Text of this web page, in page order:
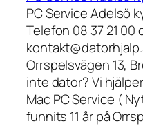
PC Service Adelsö
Telefon 08 37 21 00
Orrspelsvägen 13,
inte dator? Vi
Mac PC Service (
funnits 11 år på